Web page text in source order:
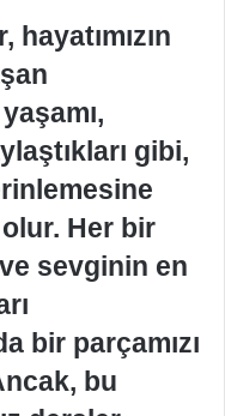
gibi,
Her bir
sevginin en
bir parçamızı
bu